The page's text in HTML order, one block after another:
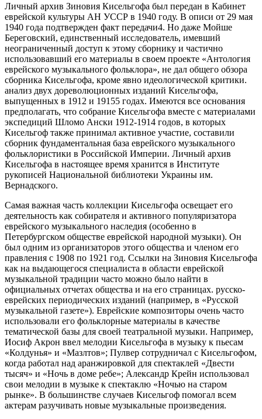
Личный архив Зиновия Кисельгофа был передан в Кабинет
еврейской культуры АН УССР в 1940 году. В описи от 29 мая
1940 года подтвержден факт передачи4. Но даже Мойше
Береговский, единственный исследователь, имевший
неограниченный доступ к этому сборнику и частично
использовавший его материалы в своем проекте «Антология
еврейского музыкального фольклора», не дал общего обзора
сборника Кисельгофа, кроме явно идеологической критики.
анализ двух дореволюционных изданий Кисельгофа,
выпущенных в 1912 и 19155 годах. Имеются все основания
предполагать, что собрание Кисельгофа вместе с материалами
экспедиций Шломо Ански 1912-1914 годов, в которых
Кисельгоф также принимал активное участие, составили
сборник фундаментальная база еврейского музыкального
фольклористики в Российской Империи. Личный архив
Кисельгофа в настоящее время хранится в Институте
рукописей Национальной библиотеки Украины им.
Вернадского.
Самая важная часть коллекции Кисельгофа освещает его
деятельность как собирателя и активного популяризатора
еврейского музыкального наследия (особенно в
Петербургском обществе еврейской народной музыки). Он
был одним из организаторов этого общества и членом его
правления с 1908 по 1921 год. Ссылки на Зиновия Кисельгофа
как на выдающегося специалиста в области еврейской
музыкальной традиции часто можно было найти в
официальных отчетах общества и на его страницах. русско-
еврейских периодических изданий (например, в «Русской
музыкальной газете»). Еврейские композиторы очень часто
использовали его фольклорные материалы в качестве
тематической базы для своей театральной музыки. Например,
Иосиф Акрон ввел мелодии Кисельгофа в музыку к пьесам
«Колдунья» и «Мазлтов»; Пулвер сотрудничал с Кисельгофом,
когда работал над аранжировкой для спектаклей «Двести
тысяч» и «Ночь в доме ребе»; Александр Крейн использовал
свои мелодии в музыке к спектаклю «Ночью на старом
рынке». В большинстве случаев Кисельгоф помогал всем
актерам разучивать новые музыкальные произведения.